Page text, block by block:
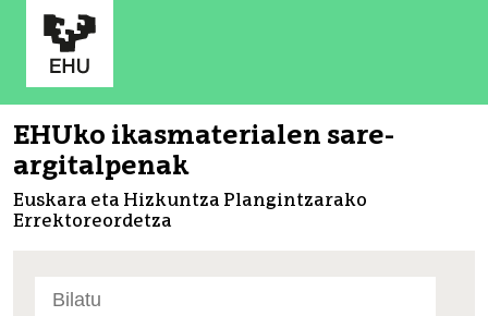
EHUko ikasmaterialen sare-
argitalpenak
Euskara eta Hizkuntza Plangintzarako
Errektoreordetza
atarian